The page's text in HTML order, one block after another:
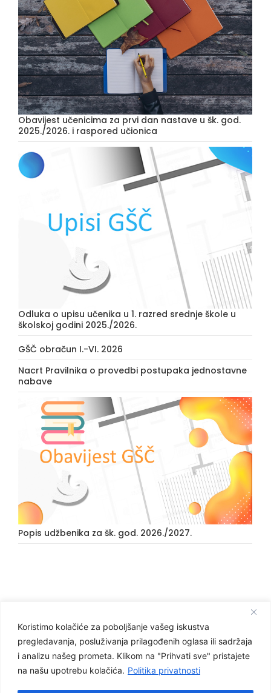
Koristimo kolačiće za poboljšanje vašeg iskustva
pregledavanja, posluživanja prilagođenih oglasa ili sadržaja
i analizu našeg prometa. Klikom na "Prihvati sve" pristajete
na našu upotrebu kolačića. Politika privatnosti
Obavijest učenicima za prvi dan nastave u šk. god.
2025./2026. i raspored učionica
Odluka o upisu učenika u 1. razred srednje škole u
školskoj godini 2025./2026.
GŠČ obračun I.-VI. 2026
Nacrt Pravilnika o provedbi postupaka jednostavne
nabave
Popis udžbenika za šk. god. 2026./2027.
Facebook
Graditeljska škola Čakovec
Važnije poveznice